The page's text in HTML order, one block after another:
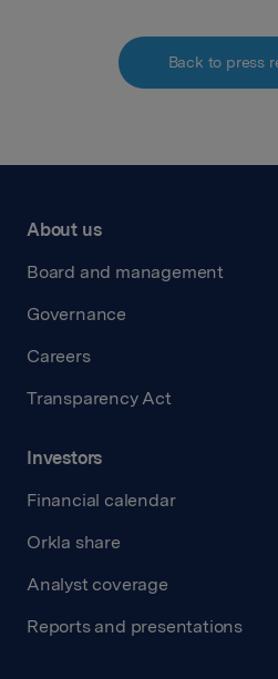
Back to press
About us
Board and management
Governance
Careers
Transparency Act
Investors
Financial calendar
Orkla share
Analyst coverage
Reports and presentations